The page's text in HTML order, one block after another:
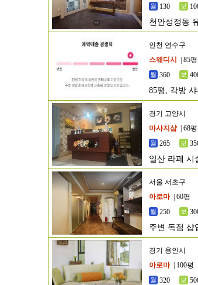
130
천안성정동
인천 연수구
스웨디시
| 85평
360
85평, 각방
경기 고양시
마사지샵
| 68평
265
일산 라페 시
서울 서초구
아로마
| 60평
250
주변 독점 샵
경기 용인시
아로마
| 100평
320